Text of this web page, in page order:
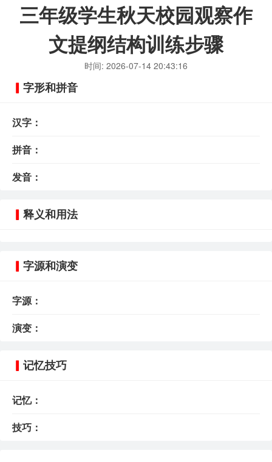
三年级学生秋天校园观察作
文提纲结构训练步骤
时间: 2026-07-14 20:43:16
字形和拼音
汉字：
拼音：
发音：
释义和用法
字源和演变
字源：
演变：
记忆技巧
记忆：
技巧：